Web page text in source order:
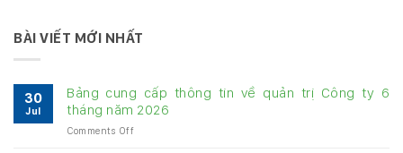
BÀI VIẾT MỚI NHẤT
30
Jul
Bảng cung cấp thông tin về quản trị Công ty 6
tháng năm 2026
Comments Offon